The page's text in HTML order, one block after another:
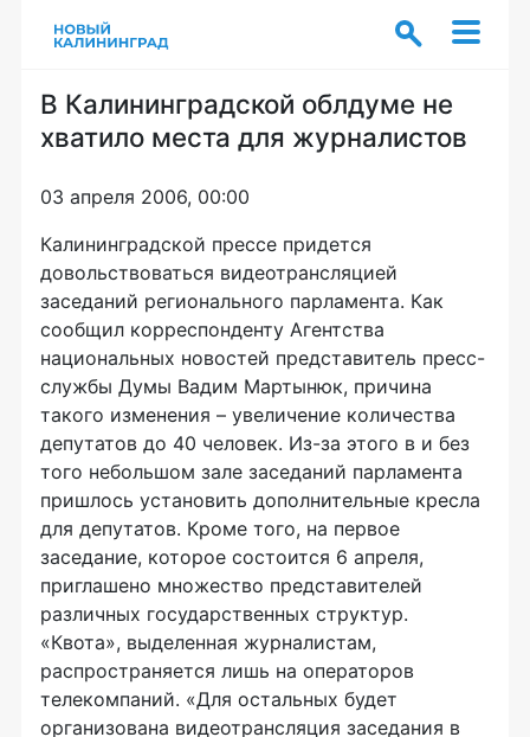
В Калининградской облдуме не
хватило места для журналистов
03 апреля 2006, 00:00
Калининградской прессе придется
довольствоваться видеотрансляцией
заседаний регионального парламента. Как
сообщил корреспонденту Агентства
национальных новостей представитель пресс-
службы Думы Вадим Мартынюк, причина
такого изменения – увеличение количества
депутатов до 40 человек. Из-за этого в и без
того небольшом зале заседаний парламента
пришлось установить дополнительные кресла
для депутатов. Кроме того, на первое
заседание, которое состоится 6 апреля,
приглашено множество представителей
различных государственных структур.
«Квота», выделенная журналистам,
распространяется лишь на операторов
телекомпаний. «Для остальных будет
организована видеотрансляция заседания в